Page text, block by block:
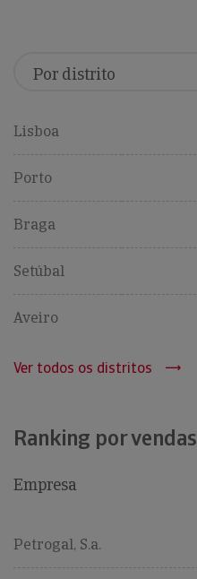
Lisboa
Porto
Braga
Setúbal
Aveiro
Ver todos os distritos
Ranking por vendas
Empresa
Petrogal, S.a.